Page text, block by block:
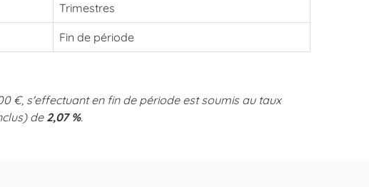
Trimestres
Fin de période
€, s'effectuant en fin de période est soumis au taux
de 2,07 %.